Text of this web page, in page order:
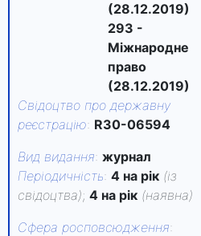
(28.12.2019)
293 -
Міжнародне
право
(28.12.2019)
Свідоцтво про державну
реєстрацію: R30-06594
Вид видання: журнал
Періодичність: 4 на рік (із
свідоцтва); 4 на рік (наявна)
Сфера росповсюдження: